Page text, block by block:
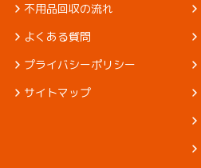
不用品回収の流れ
よくある質問
プライバシーポリシー
サイトマップ